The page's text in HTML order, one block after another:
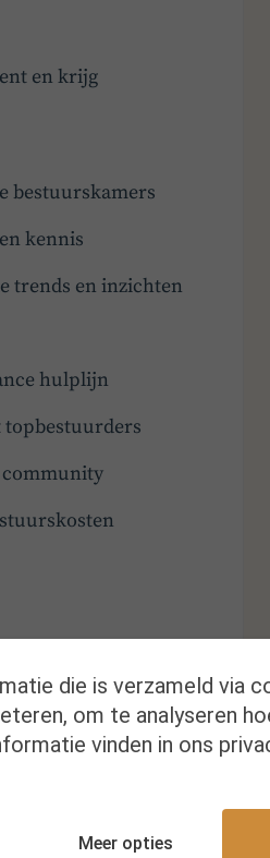
en krijg
bestuurskamers
kennis
trends en inzichten
hulplijn
topbestuurders
community
die is verzameld via
om te analyseren
vinden in ons
Meer opties